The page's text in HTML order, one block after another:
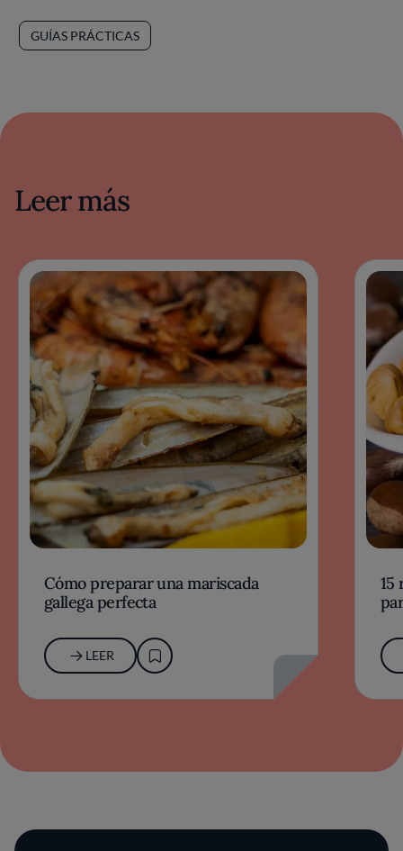
GUÍAS PRÁCTICAS
Leer más
Cómo preparar una mariscada
gallega perfecta
LEER
15